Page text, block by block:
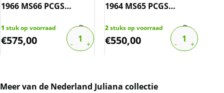
1966 MS66 PCGS
1 stuk op voorraad
€575,00
1964 MS65 PCGS
2stuks op voorraad
€550,00
Meer van de Nederland Juliana collectie